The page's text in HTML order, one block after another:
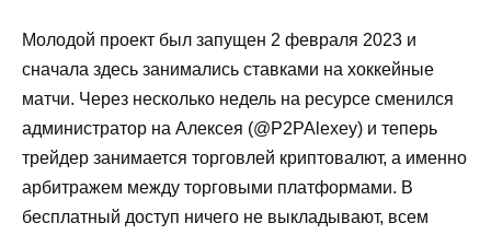
Молодой проект был запущен 2 февраля 2023 и
сначала здесь занимались ставками на хоккейные
матчи. Через несколько недель на ресурсе сменился
администратор на Алексея (@P2PAlexey) и теперь
трейдер занимается торговлей криптовалют, а именно
арбитражем между торговыми платформами. В
бесплатный доступ ничего не выкладывают, всем